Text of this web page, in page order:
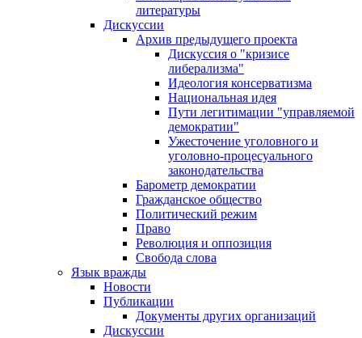
литературы
Дискуссии
Архив предыдущего проекта
Дискуссия о "кризисе
либерализма"
Идеология консерватизма
Национальная идея
Пути легитимации "управляемой
демократии"
Ужесточение уголовного и
уголовно-процесуального
законодательства
Барометр демократии
Гражданское общество
Политический режим
Право
Революция и оппозиция
Свобода слова
Язык вражды
Новости
Публикации
Документы других организаций
Дискуссии